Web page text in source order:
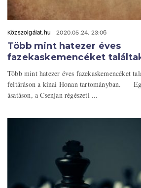
Közszolgálat.hu 2020.05.24. 23:06
Több mint hatezer éves
fazekaskemencéket
Több mint hatezer éves fazekaskemencéket
feltáráson a kínai Honan tartományban.
ásatáson, a Csenjan régészeti ...